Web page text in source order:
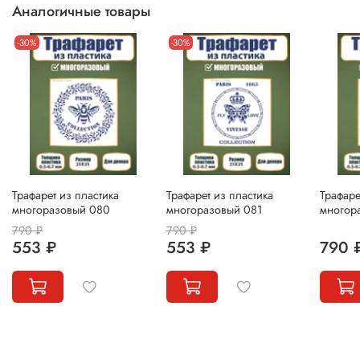
Аналогичные товары
-30%
Трафарет из пластика
многоразовый 080
790 ₽
553 ₽
-30%
Трафарет из пластика
многоразовый 081
790 ₽
553 ₽ 790